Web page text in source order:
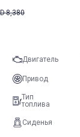
8,380
Двигатель
Привод
Тип
топлива
Сиденья